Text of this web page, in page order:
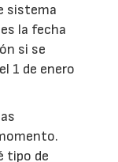
sistema
la fecha
si se
1 de enero
tipo de